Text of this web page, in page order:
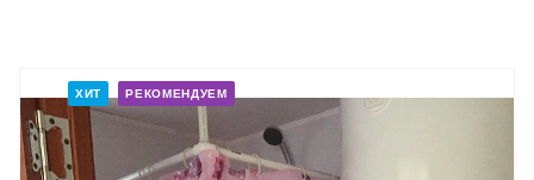
ХИТ РЕКОМЕНДУЕМ